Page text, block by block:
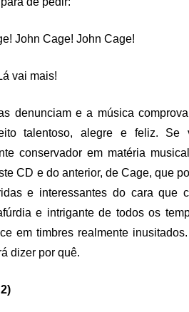
John Cage! John Cage!
vai mais!
denunciam e a música
talentoso, alegre e feliz. Se
conservador em matéria
CD e do anterior, de Cage, que
e interessantes do cara que
e intrigante de todos os
em timbres realmente
dizer por quê.